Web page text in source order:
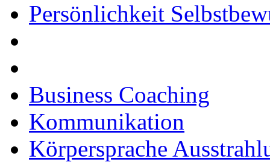
Persönlichkeit
Business Coaching
Kommunikation
Körpersprache